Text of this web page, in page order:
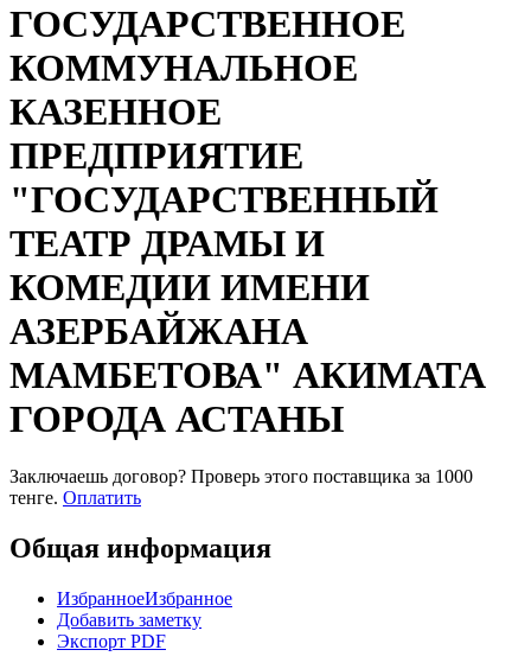
ГОСУДАРСТВЕННОЕ
КОММУНАЛЬНОЕ
КАЗЕННОЕ
ПРЕДПРИЯТИЕ
"ГОСУДАРСТВЕННЫЙ
ТЕАТР ДРАМЫ И
КОМЕДИИ ИМЕНИ
АЗЕРБАЙЖАНА
МАМБЕТОВА" АКИМАТА
ГОРОДА АСТАНЫ
Заключаешь договор? Проверь этого поставщика за 1000
тенге. Оплатить
Общая информация
ИзбранноеИзбранное
Добавить заметку
Экспорт PDF